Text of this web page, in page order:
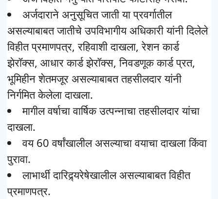
अर्जदाराने अनुसूचित जाती या प्रवर्गातील
असल्याबाबत जातीचे उपविभागीय अधिकारी यांनी दिलेले
विहीत प्रमाणपत्र, रहिवाशी दाखला, रेशन कार्ड
झेरॉक्स, आधार कार्ड झेरॉक्स, निवडणूक कार्ड प्रत,
भूमिहीन शेतमजूर असल्याबाबत तहसीलदार यांनी
निर्गमित केलेला दाखला.
मागील वर्षाचा वार्षिक उत्पन्नाचा तहसीलदार यांचा
दाखला.
वय 60 वर्षांखालील असल्याचा वयाचा दाखला किंवा
पुरावा.
लाभार्थी दारिद्र्यरेषेखालील असल्याबाबत विहीत
प्रमाणपत्र.